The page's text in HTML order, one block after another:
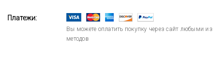
Платежи:
Вы можете оплатить покупку через сайт любыми из
методов